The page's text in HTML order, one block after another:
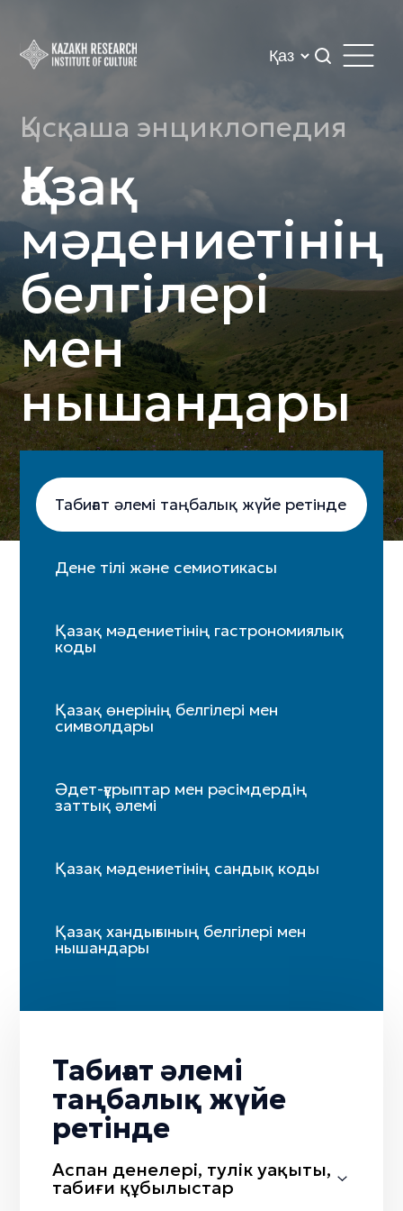
Қысқаша энциклопедия
Қазақ
мәдениетінің
белгілері
мен
нышандары
Табиғат әлемі таңбалық жүйе ретінде
Дене тілі және семиотикасы
Қазақ мәдениетінің гастрономиялық
коды
Қазақ өнерінің белгілері мен
символдары
Әдет-ғұрыптар мен рәсімдердің
заттық әлемі
Қазақ мәдениетінің сандық коды
Қазақ хандығының белгілері мен
нышандары
Табиғат әлемі
таңбалық жүйе
ретінде
Аспан денелері, тәулік уақыты,
табиғи құбылыстар